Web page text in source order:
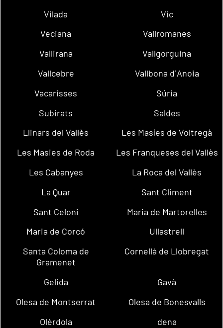
Vilada
Vic
Veciana
Vallromanes
Vallirana
Vallgorguina
Vallcebre
Vallbona d´Anoia
Vacarisses
Súria
Subirats
Saldes
Llinars del Vallès
Les Masíes de Voltregà
Les Masies de Roda
Les Franqueses del Vallès
Les Cabanyes
La Roca del Vallès
La Quar
Sant Climent
Sant Celoni
Maria de Martorelles
Maria de Corcó
Ullastrell
Santa Coloma de
Gramenet
Cornellà de Llobregat
Gelida
Gavà
Olesa de Montserrat
Olesa de Bonesvalls
Olèrdola
dena